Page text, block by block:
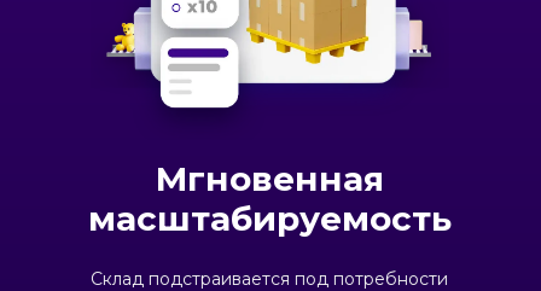
Склад подстраивается под потребности
Мгновенная
масштабируемость